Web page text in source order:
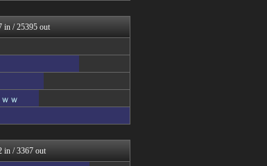
こころがぴょんぴょ...
ュアのまとめ
速報
'∇'〃)？
め速報
ー速報
in / 25395 out
ｗ
in / 3367 out